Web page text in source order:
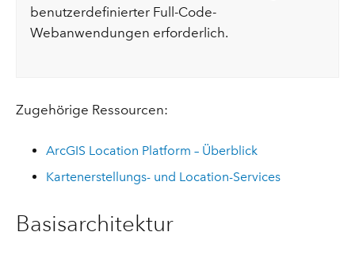
benutzerdefinierter Full-Code-
Webanwendungen erforderlich.
Zugehörige Ressourcen:
ArcGIS Location Platform – Überblick
Kartenerstellungs- und Location-Services
Basisarchitektur